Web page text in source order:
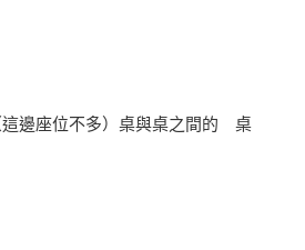
邊座位不多）桌與桌之間的 桌